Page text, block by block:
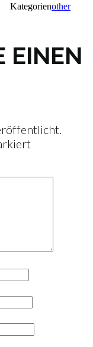
Kategorienother
EINEN